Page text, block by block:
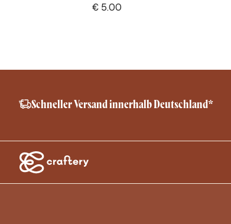
€5.00
Schneller Versand innerhalb Deutschland*